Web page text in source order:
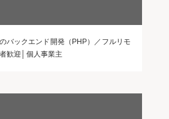
バックエンド開発（PHP）／フルリモ
歓迎│個人事業主